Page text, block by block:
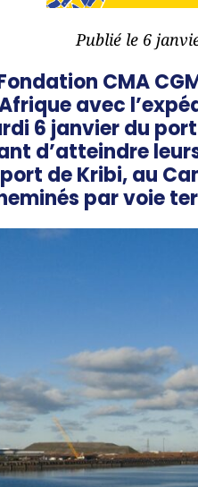
Publié le 6
CMA
avec
6 janvier du
d’atteindre
de Kribi, au
par voie